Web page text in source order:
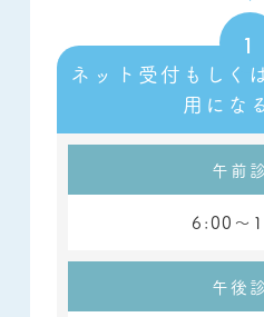
ネット受付もしく
用にな
午前
6:00～
午後